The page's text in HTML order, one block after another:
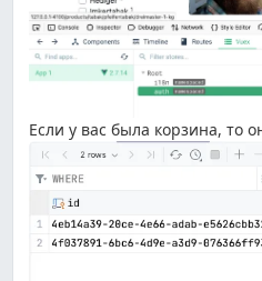
Если у вас была корзина, то